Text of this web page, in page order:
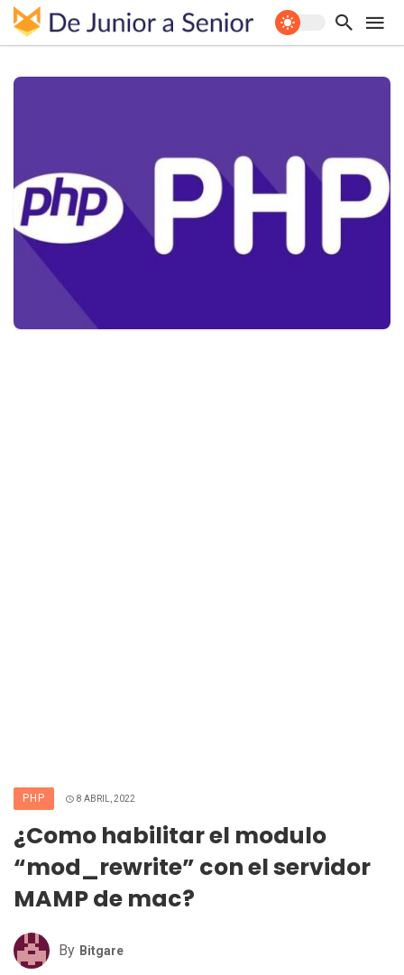
PHP 8 ABRIL, 2022
¿Como habilitar el modulo
“mod_rewrite” con el servidor
MAMP de mac?
By Bitgare